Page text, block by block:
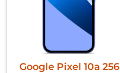
Google Pixel 10a 256